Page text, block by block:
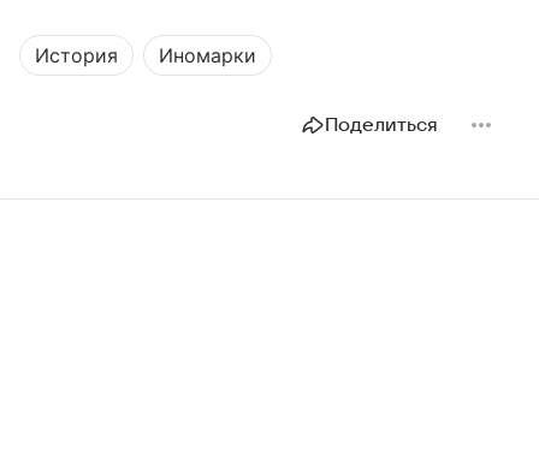
История Иномарки
Поделиться